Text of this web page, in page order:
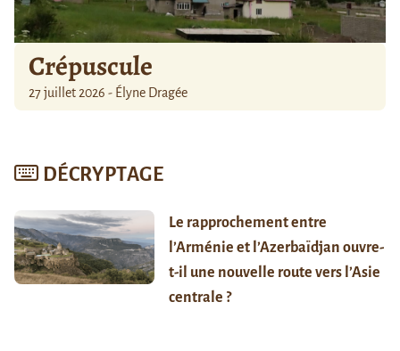
Crépuscule
27 juillet 2026 - Élyne Dragée
DÉCRYPTAGE
Le rapprochement entre
l’Arménie et l’Azerbaïdjan ouvre-
t-il une nouvelle route vers l’Asie
centrale ?